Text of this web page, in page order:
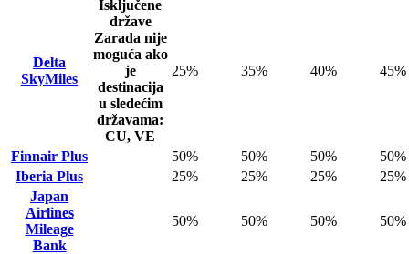
Delta
SkyMiles
Isključene
države
Zarada nije
moguća ako
je
destinacija
u sledećim
državama:
CU, VE
25% 35% 40% 45%
Finnair Plus 50% 50% 50%
50%
Iberia Plus
25% 25% 25%
25%
Japan
Airlines
Mileage
Bank
50% 50% 50% 50%